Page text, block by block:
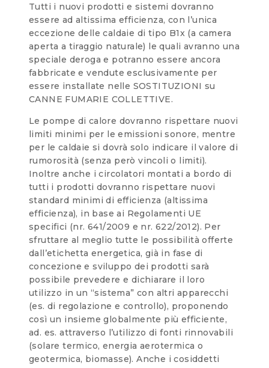
Tutti i nuovi prodotti e sistemi dovranno
essere ad altissima efficienza, con l’unica
eccezione delle caldaie di tipo B1x (a camera
aperta a tiraggio naturale) le quali avranno una
speciale deroga e potranno essere ancora
fabbricate e vendute esclusivamente per
essere installate nelle SOSTITUZIONI su
CANNE FUMARIE COLLETTIVE.
Le pompe di calore dovranno rispettare nuovi
limiti minimi per le emissioni sonore, mentre
per le caldaie si dovrà solo indicare il valore di
rumorosità (senza però vincoli o limiti).
Inoltre anche i circolatori montati a bordo di
tutti i prodotti dovranno rispettare nuovi
standard minimi di efficienza (altissima
efficienza), in base ai Regolamenti UE
specifici (nr. 641/2009 e nr. 622/2012). Per
sfruttare al meglio tutte le possibilità offerte
dall’etichetta energetica, già in fase di
concezione e sviluppo dei prodotti sarà
possibile prevedere e dichiarare il loro
utilizzo in un “sistema” con altri apparecchi
(es. di regolazione e controllo), proponendo
così un insieme globalmente più efficiente,
ad. es. attraverso l’utilizzo di fonti rinnovabili
(solare termico, energia aerotermica o
geotermica, biomasse). Anche i cosiddetti